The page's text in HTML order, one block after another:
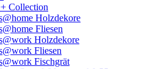
Collection
Holzdekore
Fliesen
Holzdekore
Fliesen
Fischgrät